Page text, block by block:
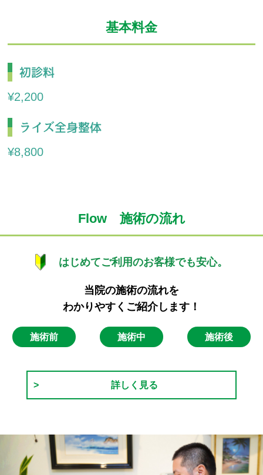
基本料金
初診料
¥2,200
ライズ全身整体
¥8,800
Flow 施術の流れ
はじめてご利用のお客様でも安心。
当院の施術の流れを
わかりやすくご紹介します！
施術前 施術中 施術後
詳しく見る